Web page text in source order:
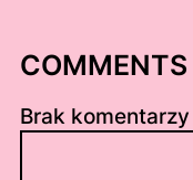
COMMENTS
Brak